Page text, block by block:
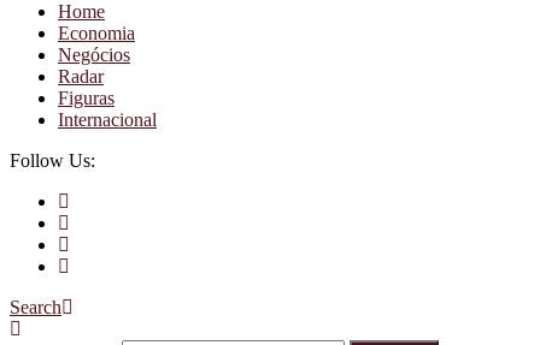
Home
Economia
Negócios
Radar
Figuras
Internacional
Follow Us:
Search